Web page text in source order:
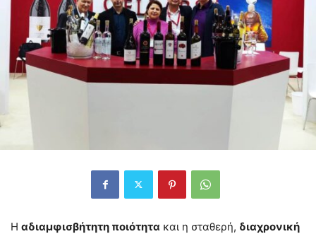
Η αδιαμφισβήτητη ποιότητα και η σταθερή, διαχρονική